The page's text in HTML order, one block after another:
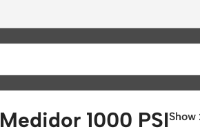
Medidor 1000 PSIShow